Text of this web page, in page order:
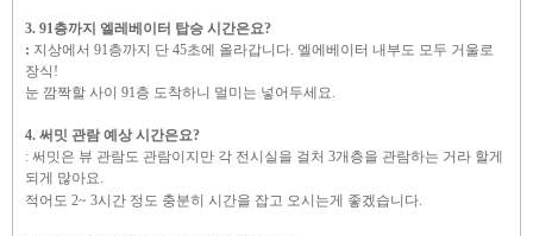
3. 91층까지 엘레베이터 탑승 시간은요?
: 지상에서 91층까지 단 45초에 올라갑니다. 엘에베이터 내부도 모두 거울로
장식!
눈 깜짝할 사이 91층 도착하니 멀미는 넣어두세요.
4. 써밋 관람 예상 시간은요?
: 써밋은 뷰 관람도 관람이지만 각 전시실을 걸처 3개층을 관람하는 거라 할게
되게 많아요.
적어도 2~ 3시간 정도 충분히 시간을 잡고 오시는게 좋겠습니다.